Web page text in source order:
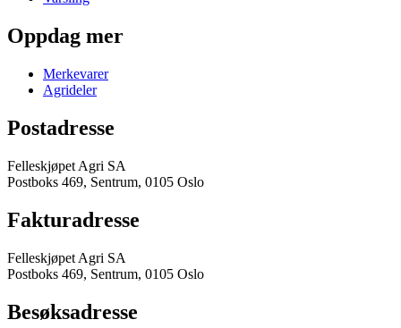
Oppdag mer
Merkevarer
Agrideler
Postadresse
Felleskjøpet Agri SA
Postboks 469, Sentrum, 0105 Oslo
Fakturadresse
Felleskjøpet Agri SA
Postboks 469, Sentrum, 0105 Oslo
Besøksadresse